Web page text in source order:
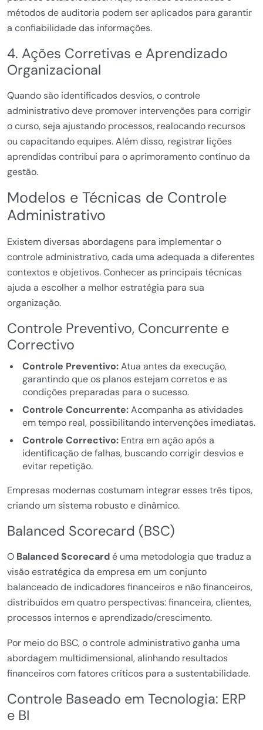
métodos de auditoria podem ser aplicados para garantir
a confiabilidade das informações.
4. Ações Corretivas e Aprendizado
Organizacional
Quando são identificados desvios, o controle
administrativo deve promover intervenções para corrigir
o curso, seja ajustando processos, realocando recursos
ou capacitando equipes. Além disso, registrar lições
aprendidas contribui para o aprimoramento contínuo da
gestão.
Modelos e Técnicas de Controle
Administrativo
Existem diversas abordagens para implementar o
controle administrativo, cada uma adequada a diferentes
contextos e objetivos. Conhecer as principais técnicas
ajuda a escolher a melhor estratégia para sua
organização.
Controle Preventivo, Concurrente e
Correctivo
Controle Preventivo:Atua antes da execução,
garantindo que os planos estejam corretos e as
condições preparadas para o sucesso.
Controle Concurrente:Acompanha as atividades
em tempo real, possibilitando intervenções imediatas.
Controle Correctivo:Entra em ação após a
identificação de falhas, buscando corrigir desvios e
evitar repetição.
Empresas modernas costumam integrar esses três tipos,
criando um sistema robusto e dinâmico.
Balanced Scorecard (BSC)
O Balanced Scorecardé uma metodologia que traduz a
visão estratégica da empresa em um conjunto
balanceado de indicadores financeiros e não financeiros,
distribuídos em quatro perspectivas: financeira, clientes,
processos internos e aprendizado/crescimento.
Por meio do BSC, o controle administrativo ganha uma
abordagem multidimensional, alinhando resultados
financeiros com fatores críticos para a sustentabilidade.
Controle Baseado em Tecnologia: ERP
e BI